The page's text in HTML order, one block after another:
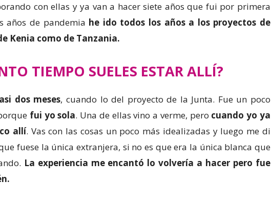
con ellas y ya van a hacer siete años que fui por primera
años de pandemia he ido todos los años a los proyectos de
Kenia como de Tanzania.
TIEMPO SUELES ESTAR ALLÍ?
dos meses, cuando lo del proyecto de la Junta. Fue un poco
fui yo sola. Una de ellas vino a verme, pero cuando yo ya
allí. Vas con las cosas un poco más idealizadas y luego me di
fuese la única extranjera, si no es que era la única blanca que
La experiencia me encantó lo volvería a hacer pero fue